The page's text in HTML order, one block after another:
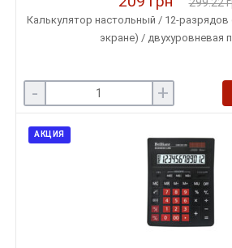
Калькулятор настольный / 12-разрядов
экране) / двухуровневая
- +
АКЦИЯ